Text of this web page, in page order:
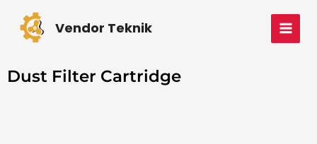
content
Vendor Teknik
MAIN
Dust Filter Cartridge